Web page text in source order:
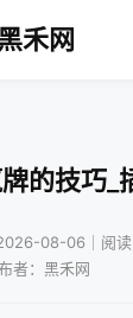
禾网
的技巧_
08-06｜阅读
者：黑禾网